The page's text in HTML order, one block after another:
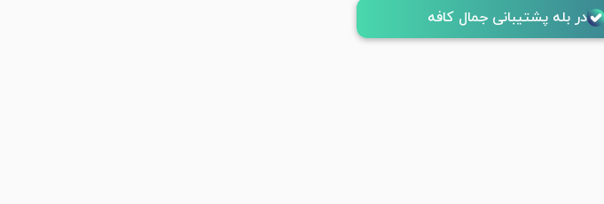
در بله پشتیبانی جمال کافه